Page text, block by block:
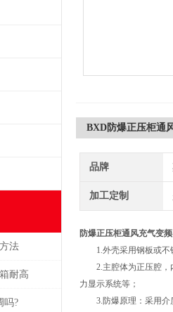
BXD防爆正压柜通
品牌
加工定制
防爆正压柜通风充气变
1.外壳采用钢板或不
2.主腔体为正压腔，内
力显示系统等；
3.防爆原理：采用介质
法
耐高
吗?